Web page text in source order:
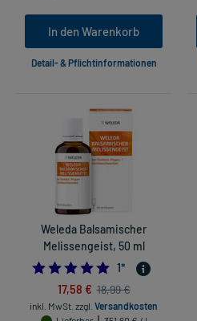
In den Warenkorb
Detail- & Pflichtinformationen
Weleda Balsamischer
Melissengeist, 50 ml
5.0
1*
17,58 € 18,99 €
inkl. MwSt. zzgl. Versandkosten